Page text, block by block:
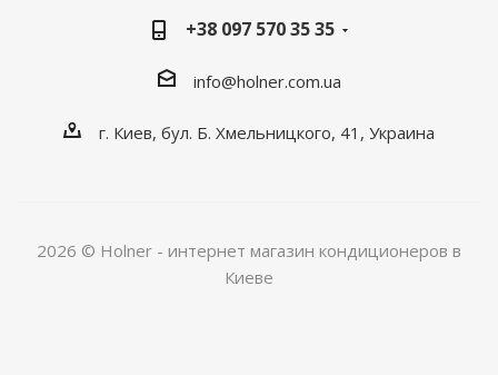
+38 097 570 35 35
info@holner.com.ua
г. Киев, бул. Б. Хмельницкого, 41, Украина
2026 © Holner - интернет магазин кондиционеров в
Киеве